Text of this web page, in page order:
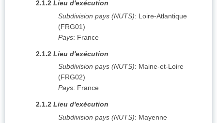
2.1.2 Lieu d'exécution
Subdivision pays (NUTS): Loire-Atlantique
(FRG01)
Pays: France
2.1.2 Lieu d'exécution
Subdivision pays (NUTS): Maine-et-Loire
(FRG02)
Pays: France
2.1.2 Lieu d'exécution
Subdivision pays (NUTS): Mayenne